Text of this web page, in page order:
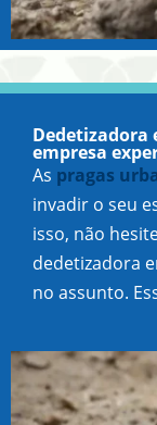
Dedetizadora
empresa
As pragas
invadir o seu
isso, não
dedetizadora
no assunto.